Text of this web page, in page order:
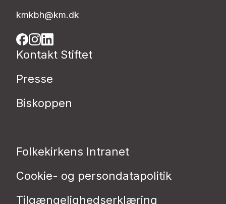
kmkbh@km.dk
Kontakt Stiftet
Presse
Biskoppen
Folkekirkens Intranet
Cookie- og persondatapolitik
Tilgængelighedserklæring